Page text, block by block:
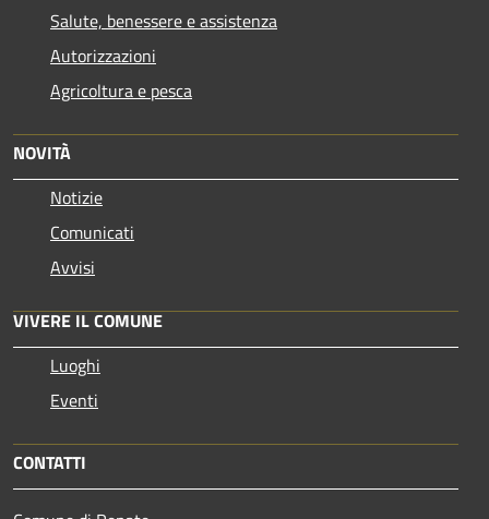
Salute, benessere e assistenza
Autorizzazioni
Agricoltura e pesca
NOVITÀ
Notizie
Comunicati
Avvisi
VIVERE IL COMUNE
Luoghi
Eventi
CONTATTI